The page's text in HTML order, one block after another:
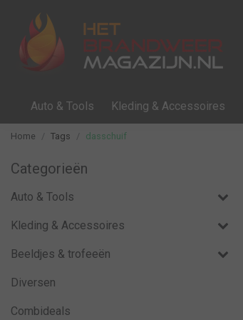
Auto & Tools Kleding & Accessoires
Home Tags dasschuif
Categorieën
Auto & Tools
Kleding & Accessoires
Beeldjes & trofeeën
Diversen
Combideals